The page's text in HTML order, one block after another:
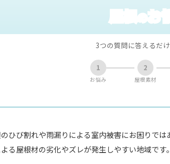
屋根のお
3つの質問に答えるだ
1
お悩み
2
屋根素材
ひび割れや雨漏りによる室内被害にお困りで
る屋根材の劣化やズレが発生しやすい地域です